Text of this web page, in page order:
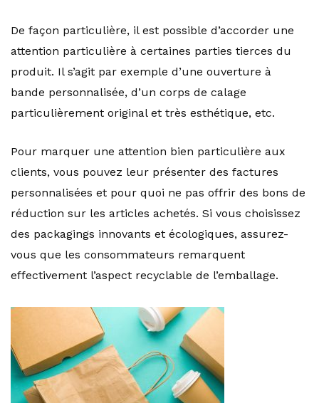
De façon particulière, il est possible d’accorder une
attention particulière à certaines parties tierces du
produit. Il s’agit par exemple d’une ouverture à
bande personnalisée, d’un corps de calage
particulièrement original et très esthétique, etc.
Pour marquer une attention bien particulière aux
clients, vous pouvez leur présenter des factures
personnalisées et pour quoi ne pas offrir des bons de
réduction sur les articles achetés. Si vous choisissez
des packagings innovants et écologiques, assurez-
vous que les consommateurs remarquent
effectivement l’aspect recyclable de l’emballage.